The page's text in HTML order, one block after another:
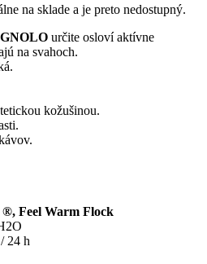
na sklade a je preto nedostupný.
určite osloví aktívne
na svahoch.
kožušinou.
Feel Warm Flock
24 h